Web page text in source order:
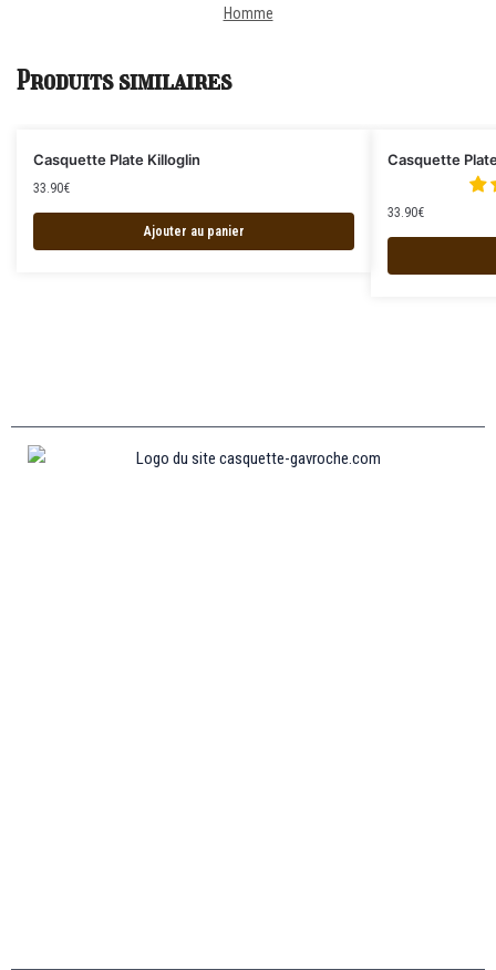
Homme
Produits similaires
Casquette Plate Killoglin
33.90€
Ajouter au panier
Casquette
33.90€